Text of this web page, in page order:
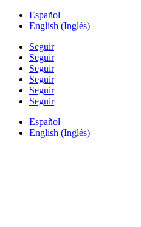
Español
English (Inglés)
Seguir
Seguir
Seguir
Seguir
Seguir
Seguir
Español
English (Inglés)